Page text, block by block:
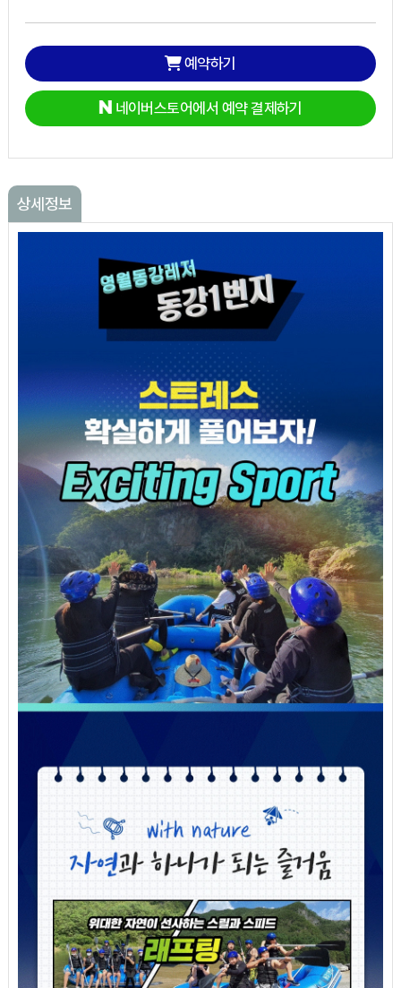
예약하기
네이버스토어에서 예약 결제하기
상세정보